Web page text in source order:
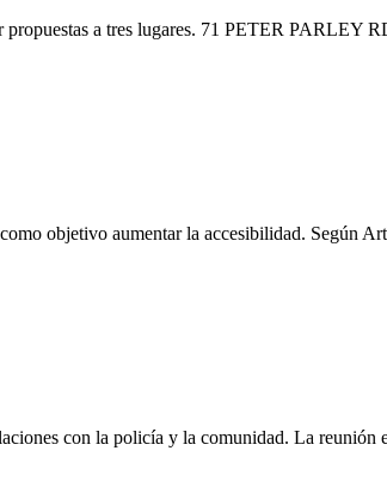
a tres lugares. 71 PETER
objetivo aumentar la accesibilidad. Según
con la policía y la comunidad. La reunión